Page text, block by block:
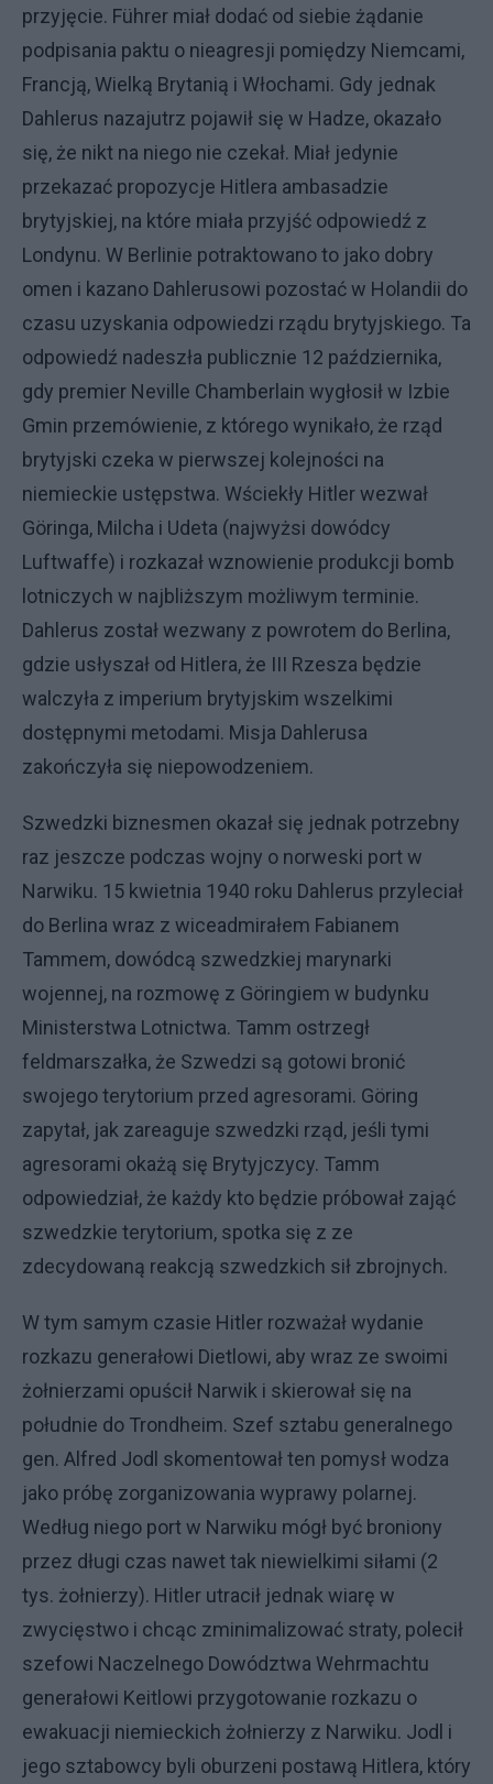
przyjęcie. Führer miał dodać od siebie żądanie
podpisania paktu o nieagresji pomiędzy Niemcami,
Francją, Wielką Brytanią i Włochami. Gdy jednak
Dahlerus nazajutrz pojawił się w Hadze, okazało
się, że nikt na niego nie czekał. Miał jedynie
przekazać propozycje Hitlera ambasadzie
brytyjskiej, na które miała przyjść odpowiedź z
Londynu. W Berlinie potraktowano to jako dobry
omen i kazano Dahlerusowi pozostać w Holandii do
czasu uzyskania odpowiedzi rządu brytyjskiego. Ta
odpowiedź nadeszła publicznie 12 października,
gdy premier Neville Chamberlain wygłosił w Izbie
Gmin przemówienie, z którego wynikało, że rząd
brytyjski czeka w pierwszej kolejności na
niemieckie ustępstwa. Wściekły Hitler wezwał
Göringa, Milcha i Udeta (najwyżsi dowódcy
Luftwaffe) i rozkazał wznowienie produkcji bomb
lotniczych w najbliższym możliwym terminie.
Dahlerus został wezwany z powrotem do Berlina,
gdzie usłyszał od Hitlera, że III Rzesza będzie
walczyła z imperium brytyjskim wszelkimi
dostępnymi metodami. Misja Dahlerusa
zakończyła się niepowodzeniem.
Szwedzki biznesmen okazał się jednak potrzebny
raz jeszcze podczas wojny o norweski port w
Narwiku. 15 kwietnia 1940 roku Dahlerus przyleciał
do Berlina wraz z wiceadmirałem Fabianem
Tammem, dowódcą szwedzkiej marynarki
wojennej, na rozmowę z Göringiem w budynku
Ministerstwa Lotnictwa. Tamm ostrzegł
feldmarszałka, że Szwedzi są gotowi bronić
swojego terytorium przed agresorami. Göring
zapytał, jak zareaguje szwedzki rząd, jeśli tymi
agresorami okażą się Brytyjczycy. Tamm
odpowiedział, że każdy kto będzie próbował zająć
szwedzkie terytorium, spotka się z ze
zdecydowaną reakcją szwedzkich sił zbrojnych.
W tym samym czasie Hitler rozważał wydanie
rozkazu generałowi Dietlowi, aby wraz ze swoimi
żołnierzami opuścił Narwik i skierował się na
południe do Trondheim. Szef sztabu generalnego
gen. Alfred Jodl skomentował ten pomysł wodza
jako próbę zorganizowania wyprawy polarnej.
Według niego port w Narwiku mógł być broniony
przez długi czas nawet tak niewielkimi siłami (2
tys. żołnierzy). Hitler utracił jednak wiarę w
zwycięstwo i chcąc zminimalizować straty, polecił
szefowi Naczelnego Dowództwa Wehrmachtu
generałowi Keitlowi przygotowanie rozkazu o
ewakuacji niemieckich żołnierzy z Narwiku. Jodl i
jego sztabowcy byli oburzeni postawą Hitlera, który